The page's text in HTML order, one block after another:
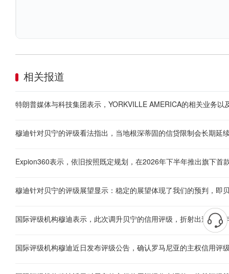
相关报道
Expion360表示，依旧按照既定规划，在2026年下半年推出旗下首
国际评级机构穆迪表示，此次调升贝宁的信用评级，折射出过往